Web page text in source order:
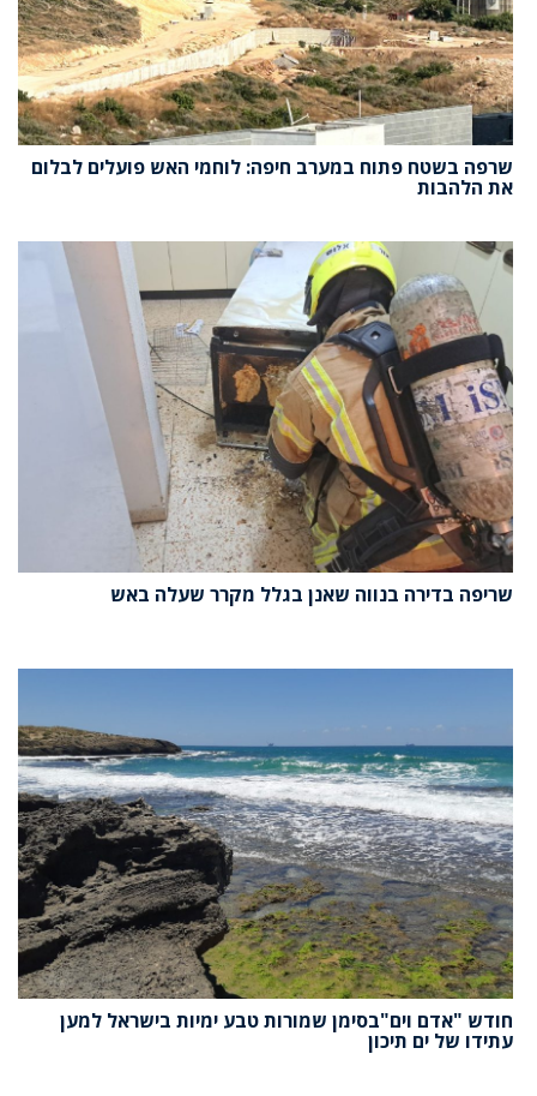
שרפה בשטח פתוח במערב חיפה: לוחמי האש פועלים לבלום
את הלהבות
שריפה בדירה בנווה שאנן בגלל מקרר שעלה באש
חודש "אדם וים"בסימן שמורות טבע ימיות בישראל למען
עתידו של ים תיכון